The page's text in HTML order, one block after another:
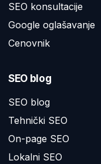
SEO konsultacije
Google oglašavanje
Cenovnik
SEO blog
SEO blog
Tehnički SEO
On-page SEO
Lokalni SEO